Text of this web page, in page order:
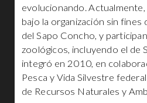
evolucionando.
bajo la organización sin
del Sapo Concho, y
zoológicos, incluyendo el de
integró en 2010, en
Pesca y Vida Silvestre
de Recursos Naturales y